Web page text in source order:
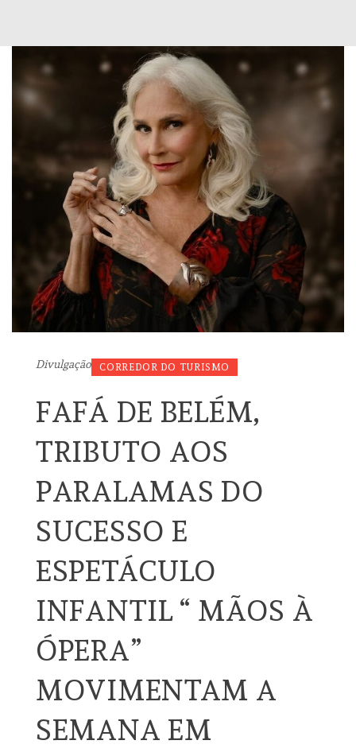
Divulgação CORREDOR DO TURISMO
FAFÁ DE BELÉM,
TRIBUTO AOS
PARALAMAS DO
SUCESSO E
ESPETÁCULO
INFANTIL “ MÃOS À
ÓPERA”
MOVIMENTAM A
SEMANA EM